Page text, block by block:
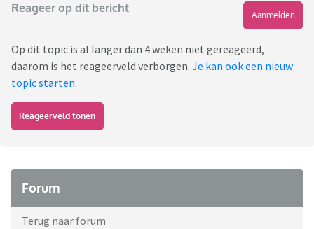
Reageer op dit bericht
Aanmelden
Op dit topic is al langer dan 4 weken niet gereageerd,
daarom is het reageerveld verborgen. Je kan ook een nieuw
topic starten.
Reageerveld tonen
Forum
Terug naar forum